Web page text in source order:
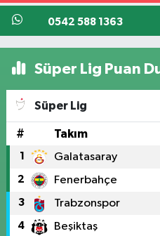
0542 588 1363
Süper Lig Puan
Süper Lig
# Takım
1 Galatasaray
2 Fenerbahçe
3 Trabzonspor
4 Beşiktaş